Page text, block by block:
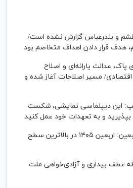
و بندرعباس گزارش نشده است/
هدف قرار دادن اهداف متخاصم بود
عدالت یارانه‌ای و اصلاح
مسیر اصلاحات آغاز شده و
این دیپلماسی نمایشی، شکست
و به تعهدات خود عمل کنید
رییس ستاد مرکزی اربعین: اربعین ۱۴۰۵ در بالاترین سطح
عطف بیداری و آزادی‌خواهی ملت